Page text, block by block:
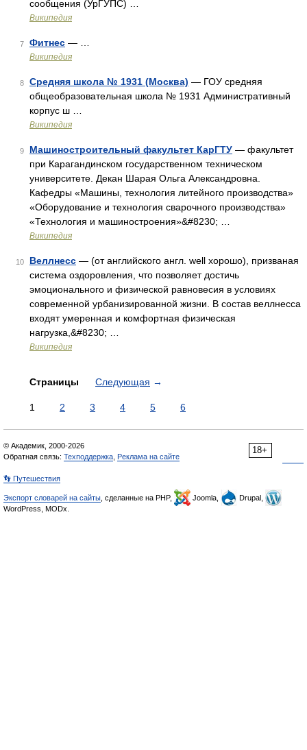
сообщения (УрГУПС) …
Википедия
7 Фитнес — …
Википедия
8 Средняя школа № 1931 (Москва) — ГОУ средняя
общеобразовательная школа № 1931 Административный
корпус ш …
Википедия
9 Машиностроительный факультет КарГТУ — факультет
при Карагандинском государственном техническом
университете. Декан Шарая Ольга Александровна.
Кафедры «Машины, технология литейного производства»
«Оборудование и технология сварочного производства»
«Технология и машиностроения»&#8230; …
Википедия
10 Веллнесс — (от английского англ. well хорошо), призваная
система оздоровления, что позволяет достичь
эмоционального и физической равновесия в условиях
современной урбанизированной жизни. В состав веллнесса
входят умеренная и комфортная физическая
нагрузка,&#8230; …
Википедия
Страницы Следующая →
1 2 3 4 5 6
18+
© Академик, 2000-2026
Обратная связь: Техподдержка Реклама на сайте
👣 Путешествия
Экспорт словарей на сайты , сделанные на PHP, Joomla,
Drupal,
WordPress, MODx.